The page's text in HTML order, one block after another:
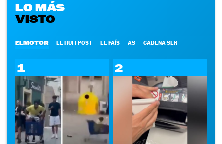
LO MÁS
VISTO
ELMOTOR EL HUFFPOST EL PAÍS AS CADENA SER
1 2